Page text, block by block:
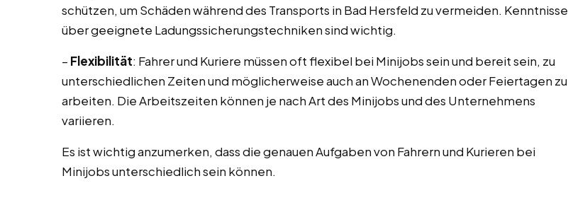
schützen, um Schäden während des Transports in Bad Hersfeld zu vermeiden. Kenntnisse
über geeignete Ladungssicherungstechniken sind wichtig.
– Flexibilität: Fahrer und Kuriere müssen oft flexibel bei Minijobs sein und bereit sein, zu
unterschiedlichen Zeiten und möglicherweise auch an Wochenenden oder Feiertagen zu
arbeiten. Die Arbeitszeiten können je nach Art des Minijobs und des Unternehmens
variieren.
Es ist wichtig anzumerken, dass die genauen Aufgaben von Fahrern und Kurieren bei
Minijobs unterschiedlich sein können.